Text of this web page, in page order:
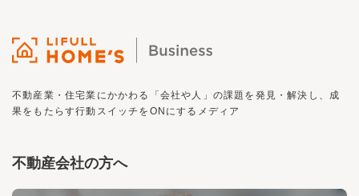
不動産業・住宅業にかかわる「会社や人」の課題を発見・解決し、 成
果をもたらす行動スイッチを ON にするメディア
不動産会社の方へ